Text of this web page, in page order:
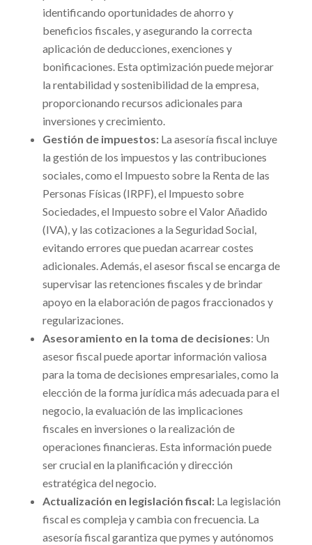
identificando oportunidades de ahorro y
beneficios fiscales, y asegurando la correcta
aplicación de deducciones, exenciones y
bonificaciones. Esta optimización puede mejorar
la rentabilidad y sostenibilidad de la empresa,
proporcionando recursos adicionales para
inversiones y crecimiento.
Gestión de impuestos:La asesoría fiscal incluye
la gestión de los impuestos y las contribuciones
sociales, como el Impuesto sobre la Renta de las
Personas Físicas (IRPF), el Impuesto sobre
Sociedades, el Impuesto sobre el Valor Añadido
(IVA), y las cotizaciones a la Seguridad Social,
evitando errores que puedan acarrear costes
adicionales. Además, el asesor fiscal se encarga de
supervisar las retenciones fiscales y de brindar
apoyo en la elaboración de pagos fraccionados y
regularizaciones.
Asesoramiento en la toma de decisiones: Un
asesor fiscal puede aportar información valiosa
para la toma de decisiones empresariales, como la
elección de la forma jurídica más adecuada para el
negocio, la evaluación de las implicaciones
fiscales en inversiones o la realización de
operaciones financieras. Esta información puede
ser crucial en la planificación y dirección
estratégica del negocio.
Actualización en legislación fiscal:La legislación
fiscal es compleja y cambia con frecuencia. La
asesoría fiscal garantiza que pymes y autónomos